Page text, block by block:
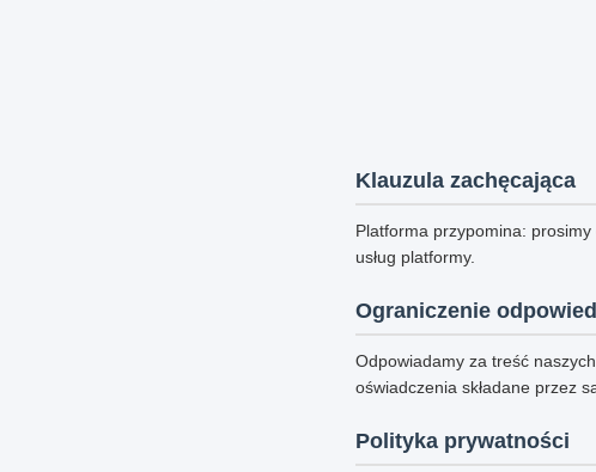
Klauzula zachęcająca
Platforma przypomina:
usług platformy.
Ograniczenie
Odpowiadamy za treść
oświadczenia składane przez
Polityka prywatności